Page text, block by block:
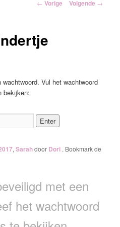
← Vorige Volgende →
Vul het wachtwoord
bekijken:
,Sarahdoor Dori . Bookmark de
met een
het wachtwoord